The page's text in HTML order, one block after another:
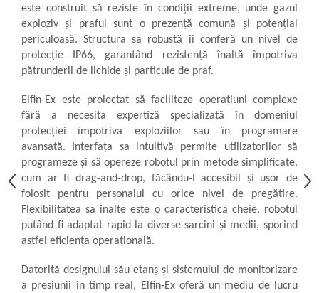
Vibrații
Echilibrări
Sonometrie
Aliniere geometrică
Termografie
este construit să reziste în condiții extreme, unde gazul
exploziv și praful sunt o prezență comună și potențial
periculoasă. Structura sa robustă îi conferă un nivel de
protecție IP66, garantând rezistență înaltă împotriva
pătrunderii de lichide și particule de praf.
Elfin-Ex este proiectat să faciliteze operațiuni complexe
fără a necesita expertiză specializată în domeniul
protecției împotriva exploziilor sau în programare
avansată. Interfața sa intuitivă permite utilizatorilor să
programeze și să opereze robotul prin metode simplificate,
cum ar fi drag-and-drop, făcându-l accesibil și ușor de
folosit pentru personalul cu orice nivel de pregătire.
Flexibilitatea sa înalte este o caracteristică cheie, robotul
putând fi adaptat rapid la diverse sarcini și medii, sporind
astfel eficiența operațională.
Datorită designului său etanș și sistemului de monitorizare
a presiunii în timp real, Elfin-Ex oferă un mediu de lucru